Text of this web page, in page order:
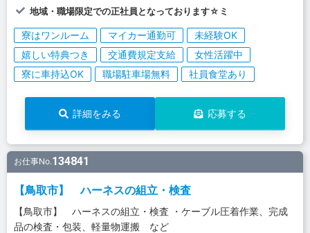
地域・職場限定での正社員となっております☆ミ
寮はワンルーム マイカー通勤可
未経験OK
嬉しい特典つき
交通費規定支給
女性活躍中
寮に車持込OK
職場駐車場無料 社員食堂あり
詳細をみる 応募する
お仕事No.134841
【鳥取市】 ハーネスの組立・検査
【鳥取市】 ハーネスの組立・検査 ・ケーブル圧着作業、完成
品の検査・包装、軽量物運搬 など